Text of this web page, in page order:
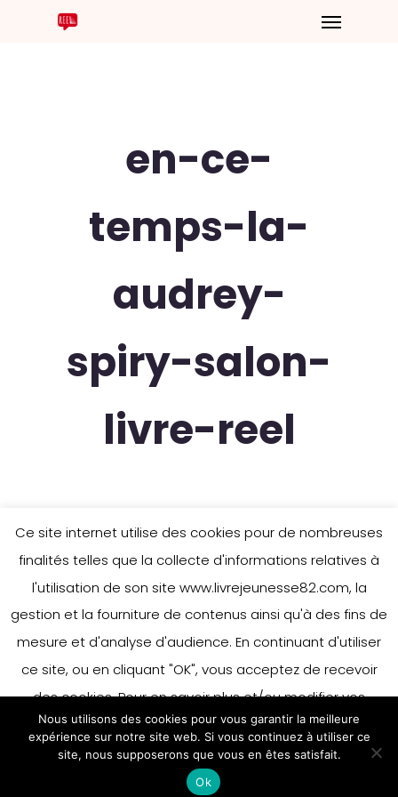
en-ce-
temps-la-
audrey-
spiry-salon-
livre-reel
Ce site internet utilise des cookies pour de nombreuses
finalités telles que la collecte d'informations relatives à
l'utilisation de son site www.livrejeunesse82.com, la
gestion et la fourniture de contenus ainsi qu'à des fins de
mesure et d'analyse d'audience. En continuant d'utiliser
ce site, ou en cliquant "OK", vous acceptez de recevoir
des cookies. Pour en savoir plus et/ou modifier vos
préférences en matière de cookies, merci de vous référer
à notre politique sur les cookies.
Accepter
En savoir plus
Nous utilisons des cookies pour vous garantir la meilleure
expérience sur notre site web. Si vous continuez à utiliser ce
site, nous supposerons que vous en êtes satisfait.
Ok